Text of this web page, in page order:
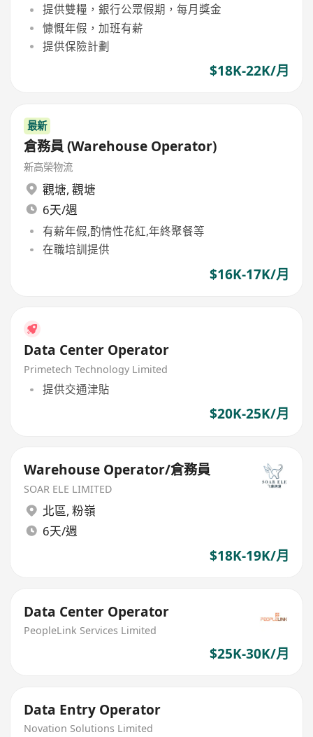
提供雙糧，銀行公眾假期，每月獎金
慷慨年假，加班有薪
提供保險計劃
$18K-22K/月
最新
倉務員 (Warehouse Operator)
新高榮物流
觀塘, 觀塘
6天/週
有薪年假,酌情性花紅,年終聚餐等
在職培訓提供
$16K-17K/月
Data Center Operator
Primetech Technology Limited
提供交通津貼
$20K-25K/月
Warehouse Operator/倉務員
SOAR ELE LIMITED
北區, 粉嶺
6天/週
$18K-19K/月
Data Center Operator
PeopleLink Services Limited
$25K-30K/月
Data Entry Operator
Novation Solutions Limited